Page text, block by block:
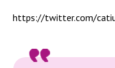
https://twitter.com/